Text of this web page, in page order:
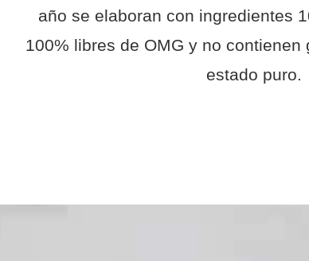
año se elaboran con ingredientes
100% libres de OMG y no contienen
estado puro.